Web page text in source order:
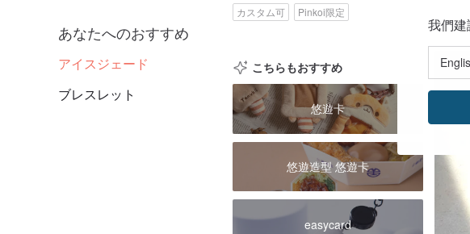
あなたへのおすすめ
アイスジェード
ブレスレット
カスタム可 Pinkoi限定
こちらもおすすめ
悠遊卡
悠遊造型 悠遊卡
easycard
我們